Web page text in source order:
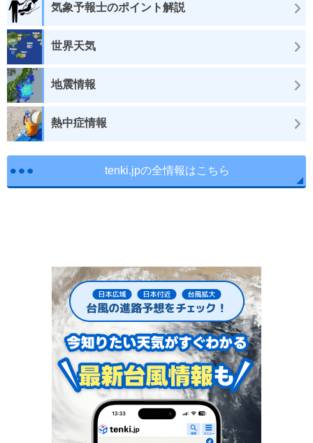
気象予報士のポイント解説
世界天気
地震情報
熱中症情報
tenki.jpの全情報はこちら